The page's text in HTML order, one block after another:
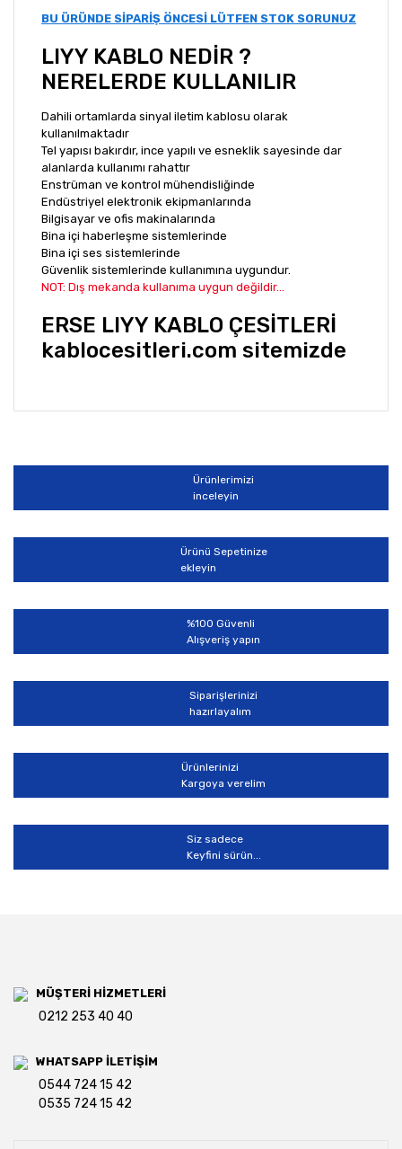
BU ÜRÜNDE SİPARİŞ ÖNCESİ LÜTFEN STOK SORUNUZ
LIYY KABLO NEDİR ?
NERELERDE KULLANILIR
Dahili ortamlarda sinyal iletim kablosu olarak
kullanılmaktadır
Tel yapısı bakırdır, ince yapılı ve esneklik sayesinde dar
alanlarda kullanımı rahattır
Enstrüman ve kontrol mühendisliğinde
Endüstriyel elektronik ekipmanlarında
Bilgisayar ve ofis makinalarında
Bina içi haberleşme sistemlerinde
Bina içi ses sistemlerinde
Güvenlik sistemlerinde kullanımına uygundur.
NOT: Dış mekanda kullanıma uygun değildir...
ERSE LIYY KABLO ÇESİTLERİ
kablocesitleri.com sitemizde
Yorum Yaz
Bu ürünün fiyat bilgisi, resim, ürün açıklamalarında ve
Görüş ve önerileriniz için teşekkür ederiz.
Ürün resmi kalitesiz, bozuk veya görüntülenemiyor.
Ürün açıklamasında eksik bilgiler bulunuyor.
Ürün bilgilerinde hatalar bulunuyor.
Ürün fiyatı diğer sitelerden daha pahalı.
Bu ürüne benzer farklı alternatifler olmalı.
Gönder
Ürünlerimizi
inceleyin
Ürünü Sepetinize
ekleyin
%100 Güvenli
Alışveriş yapın
Siparişlerinizi
hazırlayalım
Ürünlerinizi
Kargoya verelim
Siz sadece
Keyfini sürün...
MÜŞTERİ HİZMETLERİ
0212 253 40 40
WHATSAPP İLETİŞİM
0544 724 15 42
0535 724 15 42